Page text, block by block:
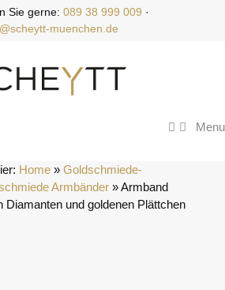
Sie gerne: 089 38 999 009 ·
muenchen.de
Menu
Home » Goldschmiede-
Armbänder » Armband
Diamanten und goldenen Plättchen